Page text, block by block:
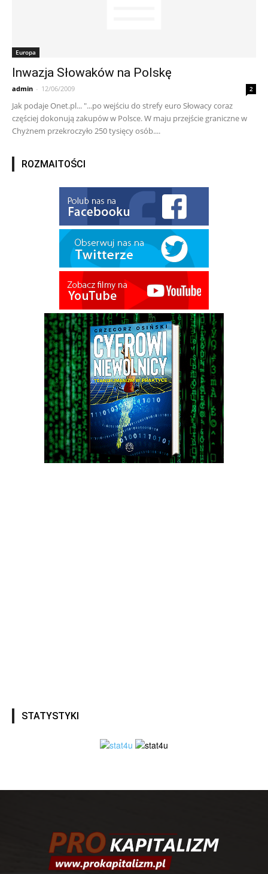
Europa
Inwazja Słowaków na Polskę
admin - 12/06/2009 2
Jak podaje Onet.pl... "...po wejściu do strefy euro Słowacy coraz
częściej dokonują zakupów w Polsce. W maju przejście graniczne w
Chyżnem przekroczyło 250 tysięcy osób....
ROZMAITOŚCI
STATYSTYKI